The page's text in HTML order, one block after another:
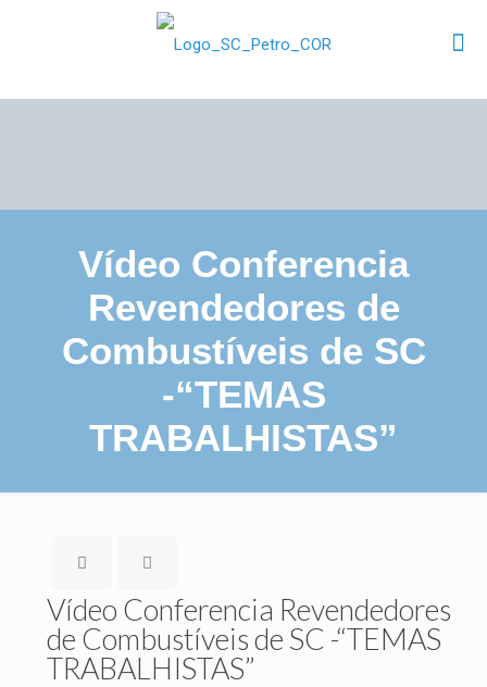
Vídeo Conferencia
Revendedores de
Combustíveis de SC
-“TEMAS
TRABALHISTAS”
Vídeo Conferencia Revendedores
de Combustíveis de SC -“TEMAS
TRABALHISTAS”